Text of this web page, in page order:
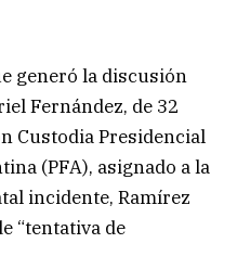
generó la discusión
Fernández, de 32
Custodia Presidencial
(PFA), asignado a la
incidente, Ramírez
“tentativa de